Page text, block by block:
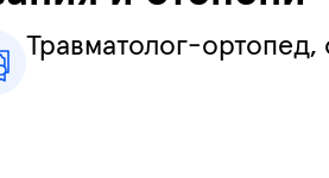
Травматолог-